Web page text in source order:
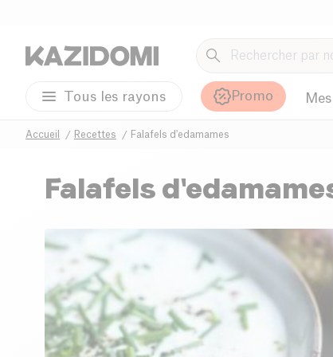
Tous les rayons Promo
Accueil Recettes Falafels d'edamames
Falafels